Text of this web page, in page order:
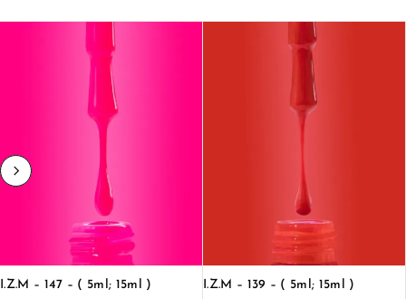
I.Z.M – 147 – ( 5ml; 15ml ) I.Z.M – 139 – ( 5ml; 15ml )